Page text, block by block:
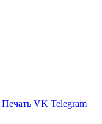
Печать VK Telegram